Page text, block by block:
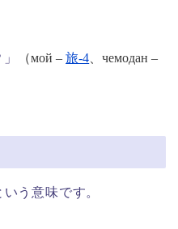
（мой –旅-4 、чемодан –
う意味です。